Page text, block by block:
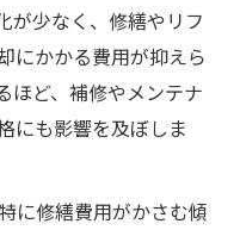
が少なく、修繕やリフ
にかかる費用が抑えら
ほど、補修やメンテナ
にも影響を及ぼしま
に修繕費用がかさむ傾